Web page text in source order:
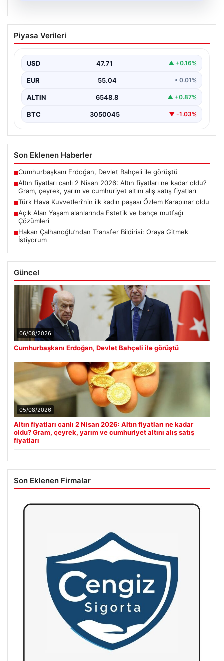
Altın fiyatları canlı 2 Nisan 2026: Altın
fiyatları ne kadar oldu? Gram, çeyrek,
fiyatları
Piyasa Verileri
USD 47.71 ▲ +0.16%
EUR 55.04 • 0.01%
ALTIN 6548.8 ▲ +0.87%
BTC 3050045 ▼ -1.03%
Son Eklenen Haberler
■Cumhurbaşkanı Erdoğan, Devlet Bahçeli ile görüştü
■Altın fiyatları canlı 2 Nisan 2026: Altın fiyatları ne kadar oldu?
Gram, çeyrek, yarım ve cumhuriyet altını alış satış fiyatları
■Türk Hava Kuvvetleri’nin ilk kadın paşası Özlem Karapınar oldu
■Açık Alan Yaşam alanlarında Estetik ve bahçe mutfağı
Çözümleri
■Hakan Çalhanoğlu’ndan Transfer Bildirisi: Oraya Gitmek
İstiyorum
Güncel
06/08/2026
Cumhurbaşkanı Erdoğan, Devlet Bahçeli ile görüştü
05/08/2026
Altın fiyatları canlı 2 Nisan 2026: Altın fiyatları ne kadar
oldu? Gram, çeyrek, yarım ve cumhuriyet altını alış satış
fiyatları
Son Eklenen Firmalar